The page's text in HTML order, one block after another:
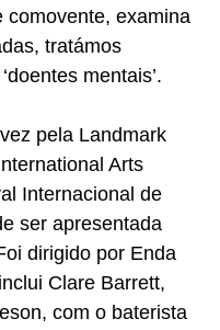
comovente, examina
tratámos
mentais’.
pela Landmark
Arts
Internacional de
ser apresentada
dirigido por Enda
Clare Barrett,
com o baterista